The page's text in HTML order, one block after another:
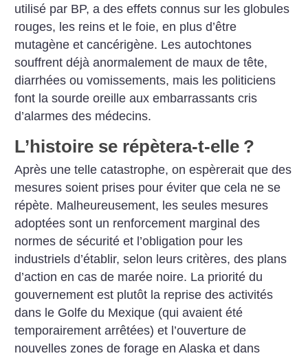
utilisé par BP, a des effets connus sur les globules
rouges, les reins et le foie, en plus d’être
mutagène et cancérigène. Les autochtones
souffrent déjà anormalement de maux de tête,
diarrhées ou vomissements, mais les politiciens
font la sourde oreille aux embarrassants cris
d’alarmes des médecins.
L’histoire se répètera-t-elle ?
Après une telle catastrophe, on espèrerait que des
mesures soient prises pour éviter que cela ne se
répète. Malheureusement, les seules mesures
adoptées sont un renforcement marginal des
normes de sécurité et l’obligation pour les
industriels d’établir, selon leurs critères, des plans
d’action en cas de marée noire. La priorité du
gouvernement est plutôt la reprise des activités
dans le Golfe du Mexique (qui avaient été
temporairement arrêtées) et l’ouverture de
nouvelles zones de forage en Alaska et dans